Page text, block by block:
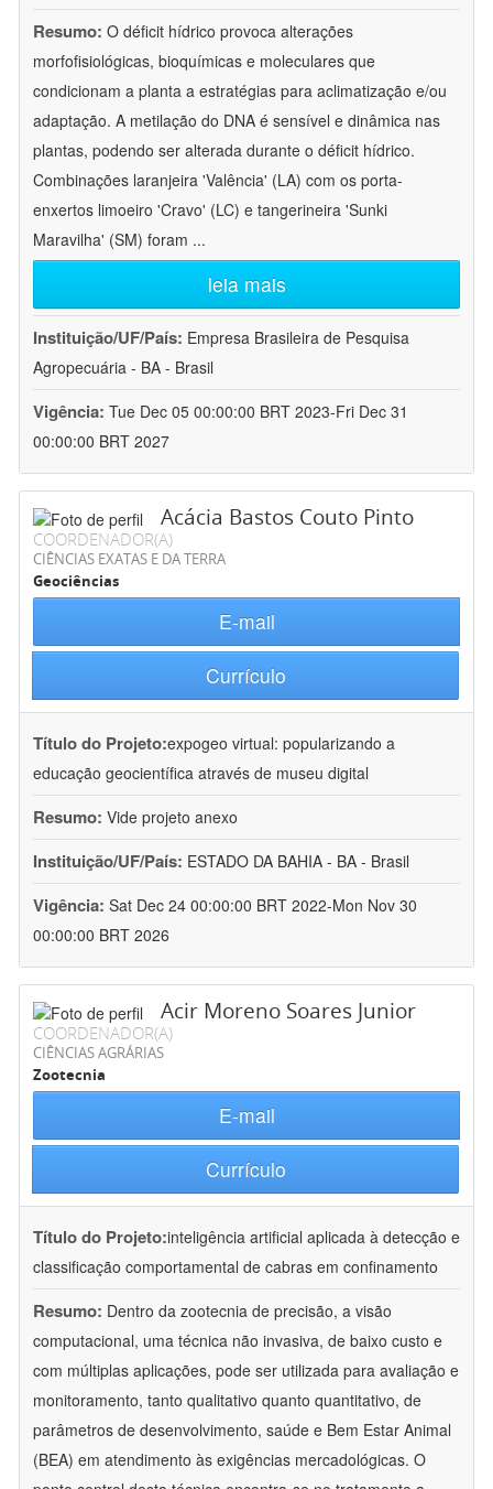
Resumo: O déficit hídrico provoca alterações
morfofisiológicas, bioquímicas e moleculares que
condicionam a planta a estratégias para aclimatização e/ou
adaptação. A metilação do DNA é sensível e dinâmica nas
plantas, podendo ser alterada durante o déficit hídrico.
Combinações laranjeira 'Valência' (LA) com os porta-
enxertos limoeiro 'Cravo' (LC) e tangerineira 'Sunki
Maravilha' (SM) foram ...
leia mais
Instituição/UF/País: Empresa Brasileira de Pesquisa
Agropecuária - BA - Brasil
Vigência: Tue Dec 05 00:00:00 BRT 2023-Fri Dec 31
00:00:00 BRT 2027
Acácia Bastos Couto Pinto
COORDENADOR(A)
CIÊNCIAS EXATAS E DA TERRA
Geociências
E-mail
Currículo
Título do Projeto:expogeo virtual: popularizando a
educação geocientífica através de museu digital
Resumo: Vide projeto anexo
Instituição/UF/País: ESTADO DA BAHIA - BA - Brasil
Vigência: Sat Dec 24 00:00:00 BRT 2022-Mon Nov 30
00:00:00 BRT 2026
Acir Moreno Soares Junior
COORDENADOR(A)
CIÊNCIAS AGRÁRIAS
Zootecnia
E-mail
Currículo
Título do Projeto:inteligência artificial aplicada à detecção e
classificação comportamental de cabras em confinamento
Resumo: Dentro da zootecnia de precisão, a visão
computacional, uma técnica não invasiva, de baixo custo e
com múltiplas aplicações, pode ser utilizada para avaliação e
monitoramento, tanto qualitativo quanto quantitativo, de
parâmetros de desenvolvimento, saúde e Bem Estar Animal
(BEA) em atendimento às exigências mercadológicas. O